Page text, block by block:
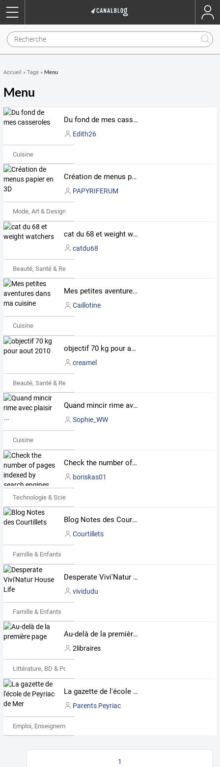
Accueil » Tags » Menu
Menu
Du fond de mes casseroles
Edith26
Cuisine
Création de menus papier en 3D
PAPYRIFERUM
Mode, Art & Design
cat du 68 et weight watchers
catdu68
Beauté, Santé & Remise en forme
Mes petites aventures dans ma cuisine
Caillotine
Cuisine
objectif 70 kg pour aout 2010
creamel
Beauté, Santé & Remise en forme
Quand mincir rime avec plaisir ...
Sophie_WW
Cuisine
Check the number of pages indexed by search engines
boriskas01
Technologie & Science
Blog Notes des Courtillets
Courtillets
Famille & Enfants
Desperate Vivi'Natur House Life
vividudu
Famille & Enfants
Au-delà de la première page
2libraires
Littérature, BD & Poésie
La gazette de l'école de Peyriac de Mer
Parents Peyriac
Emploi, Enseignement & Etudes
1